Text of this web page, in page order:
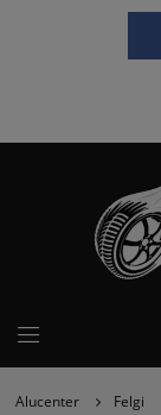
Alucenter Felgi